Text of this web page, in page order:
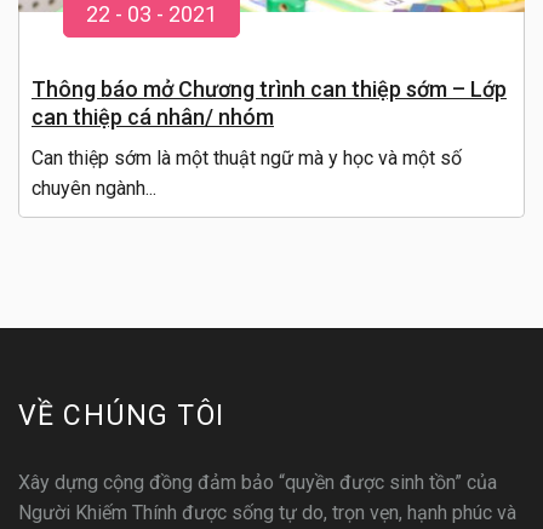
22 - 03 - 2021
Thông báo mở Chương trình can thiệp sớm – Lớp
can thiệp cá nhân/ nhóm
Can thiệp sớm là một thuật ngữ mà y học và một số
chuyên ngành...
VỀ CHÚNG TÔI
Xây dựng cộng đồng đảm bảo “quyền được sinh tồn” của
Người Khiếm Thính được sống tự do, trọn vẹn, hạnh phúc và